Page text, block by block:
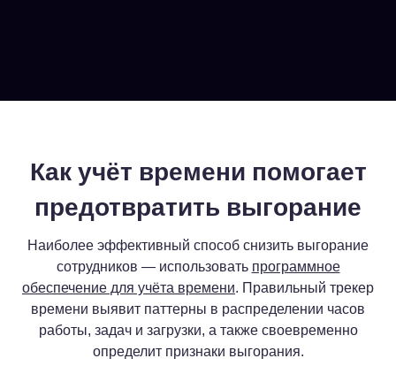
Как учёт времени помогает
предотвратить выгорание
Наиболее эффективный способ снизить выгорание
сотрудников — использовать программное
обеспечение для учёта времени. Правильный трекер
времени выявит паттерны в распределении часов
работы, задач и загрузки, а также своевременно
определит признаки выгорания.